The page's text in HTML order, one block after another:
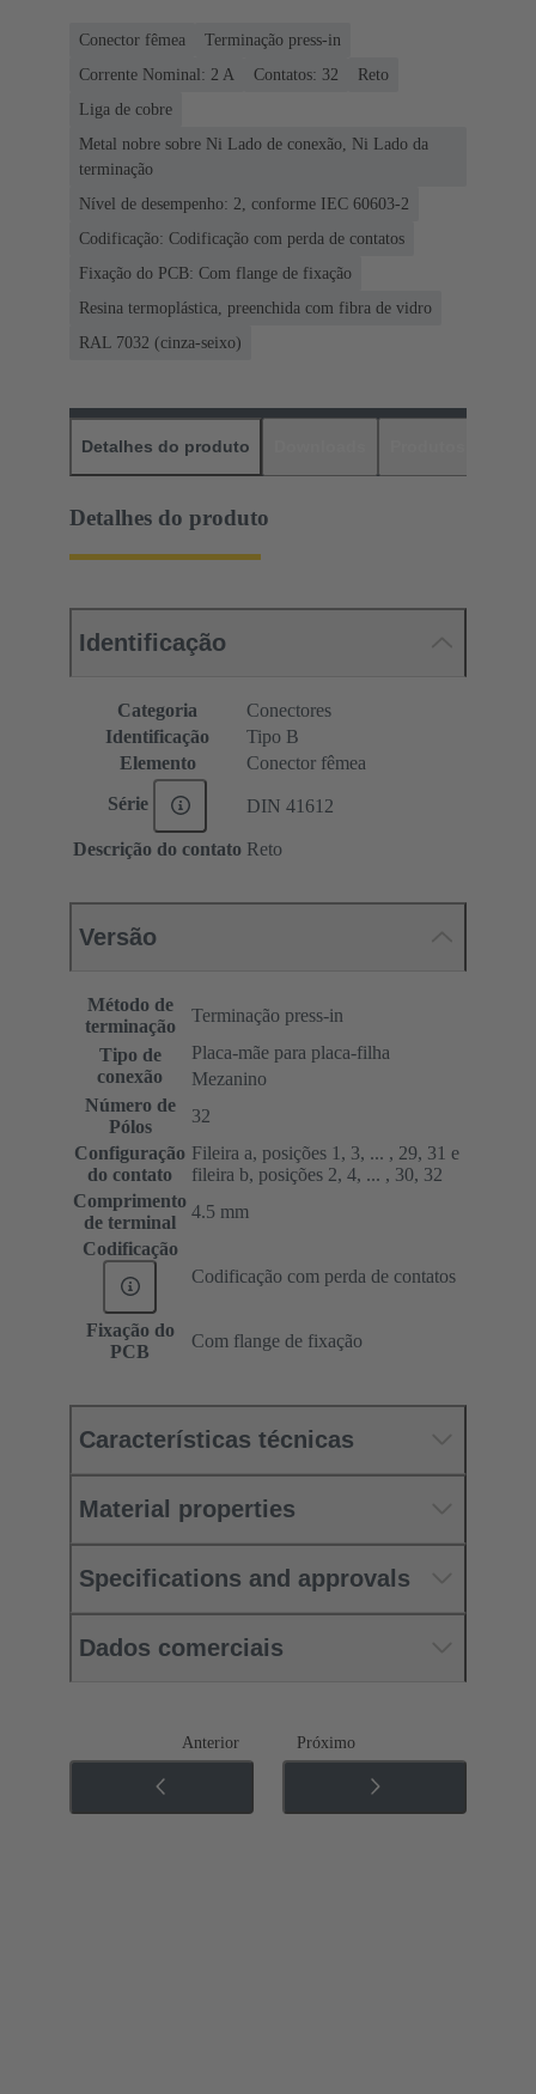
Conector fêmea
Terminação press-in
Corrente Nominal: ‌2 A
Contatos: 32
Reto
Liga de cobre
Metal nobre sobre Ni Lado de conexão, Ni Lado da
terminação
Nível de desempenho: 2, conforme IEC 60603-2
Codificação: Codificação com perda de contatos
Fixação do PCB: Com flange de fixação
Resina termoplástica, preenchida com fibra de vidro
RAL 7032 (cinza-seixo)
Detalhes do produto
Detalhes do produto
Identificação
Categoria
Conectores
Identificação
Tipo B
Elemento
Conector fêmea
Série DIN 41612
Descrição do contato Reto
Versão
Método de
terminação
Terminação press-in
Tipo de
conexão
Placa-mãe para placa-filha
Mezanino
Número de
Pólos
32
Configuração
do contato
Fileira a, posições 1, 3, ... , 29, 31 e
fileira b, posições 2, 4, ... , 30, 32
Comprimento
de terminal
4.5 mm
Codificação
Codificação com perda de contatos
Fixação do
PCB
Com flange de fixação
Características técnicas
Material properties
Specifications and approvals
Dados comerciais
Anterior Próximo